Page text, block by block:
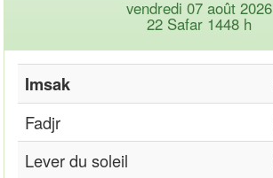
vendredi 07 août 2026
22 Safar 1448 h
Imsak
Fadjr
Lever du soleil